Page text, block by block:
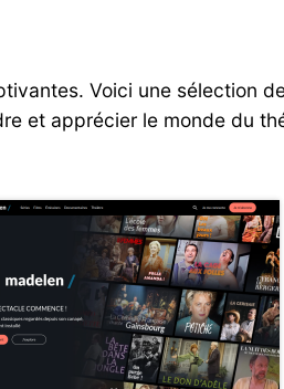
Voici une sélection
et apprécier le monde du